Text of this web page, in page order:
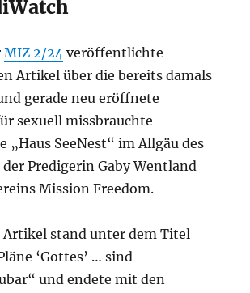
MIZ 2/24 veröffentlichte
Artikel über die bereits damals
gerade neu eröffnete
sexuell missbrauchte
„Haus SeeNest“ im Allgäu des
Predigerin Gaby Wentland
Mission Freedom.
Artikel stand unter dem Titel
‘Gottes’ … sind
und endete mit den